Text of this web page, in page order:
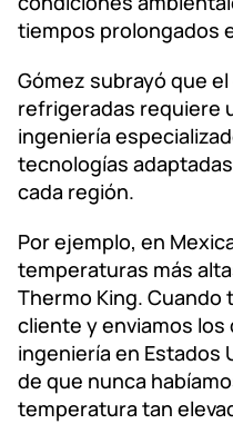
tiempos prolongados
Gómez subrayó que
refrigeradas requiere
ingeniería
tecnologías
cada región.
Por ejemplo, en
temperaturas más
Thermo King.
cliente y enviamos
ingeniería en Estados
de que nunca
temperatura tan